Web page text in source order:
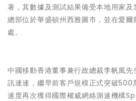
著，其數據及測試結果備受本地用家
總部位於華盛頓州西雅圖市，並在愛
處。
中國移動香港董事兼行政總裁李帆風
訊連連，繼早前客戶規模正式突破500
速度再次獲得國際權威網絡測速機構